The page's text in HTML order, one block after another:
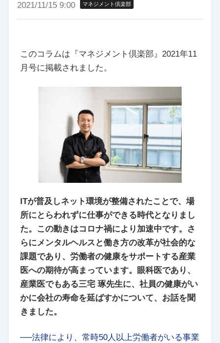
2021/11/15 9:00 マネジメント倶楽部
このコラムは『マネジメント倶楽部』2021年11
月号に掲載されました。
ITが普及しネット環境が整備されたことで、場
所にとらわれずに仕事ができる時代となりまし
た。この動きはコロナ禍により加速中です。さ
らにメンタルヘルスと働き方の改革が社会的な
課題であり、労働者の健康をサポートする産業
医への期待が高まっています。眼科医であり、
産業医でもある三宅 琢先生に、社員の健康がい
かに会社の寿命を延ばすかについて、お話を聞
きました。
──法律により、常時50人以上労働者がいる事業